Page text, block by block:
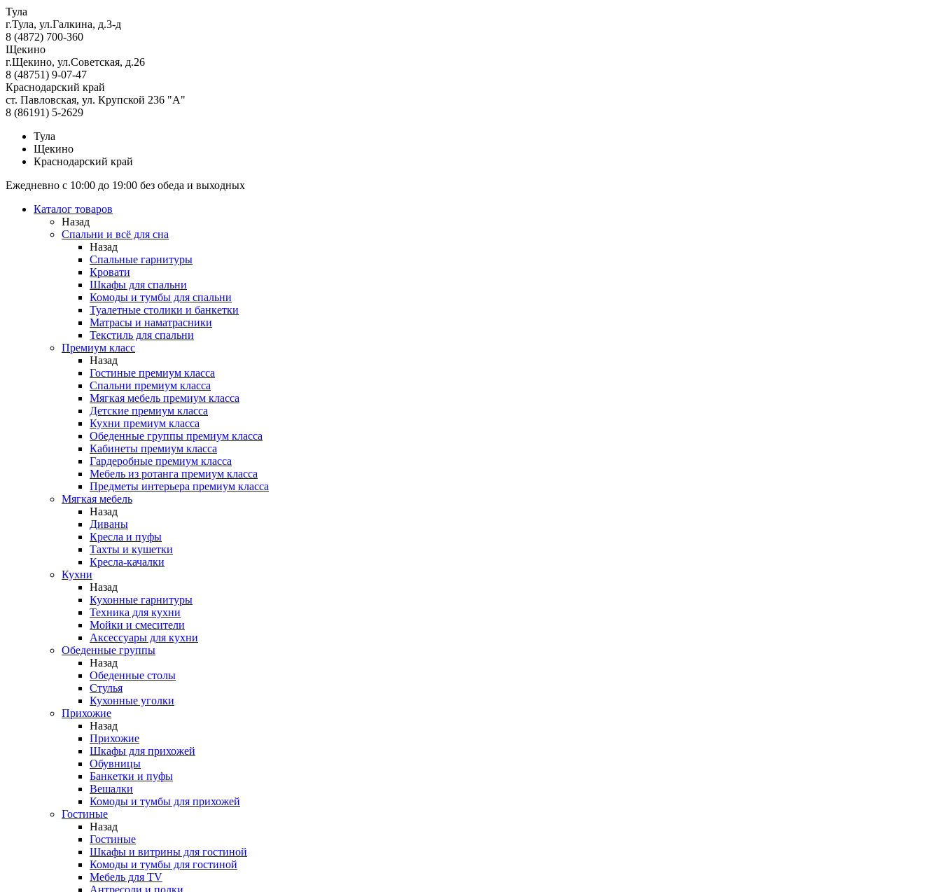
Тула
г.Тула, ул.Галкина, д.3-д
8 (4872) 700-360
Щекино
г.Щекино, ул.Советская, д.26
8 (48751) 9-07-47
Краснодарский край
ст. Павловская, ул. Крупской 236 "А"
8 (86191) 5-2629
Тула
Щекино
Краснодарский край
Ежедневно с 10:00 до 19:00 без обеда и выходных
Каталог товаров
Назад
Спальни и всё для сна
Назад
Спальные гарнитуры
Кровати
Шкафы для спальни
Комоды и тумбы для спальни
Туалетные столики и банкетки
Матрасы и наматрасники
Текстиль для спальни
Премиум класс
Назад
Гостиные премиум класса
Спальни премиум класса
Мягкая мебель премиум класса
Детские премиум класса
Кухни премиум класса
Обеденные группы премиум класса
Кабинеты премиум класса
Гардеробные премиум класса
Мебель из ротанга премиум класса
Предметы интерьера премиум класса
Мягкая мебель
Назад
Диваны
Кресла и пуфы
Тахты и кушетки
Кресла-качалки
Кухни
Назад
Кухонные гарнитуры
Техника для кухни
Мойки и смесители
Аксессуары для кухни
Обеденные группы
Назад
Обеденные столы
Стулья
Кухонные уголки
Прихожие
Назад
Прихожие
Шкафы для прихожей
Обувницы
Банкетки и пуфы
Вешалки
Комоды и тумбы для прихожей
Гостиные
Назад
Гостиные
Шкафы и витрины для гостиной
Комоды и тумбы для гостиной
Мебель для TV
Антресоли и полки